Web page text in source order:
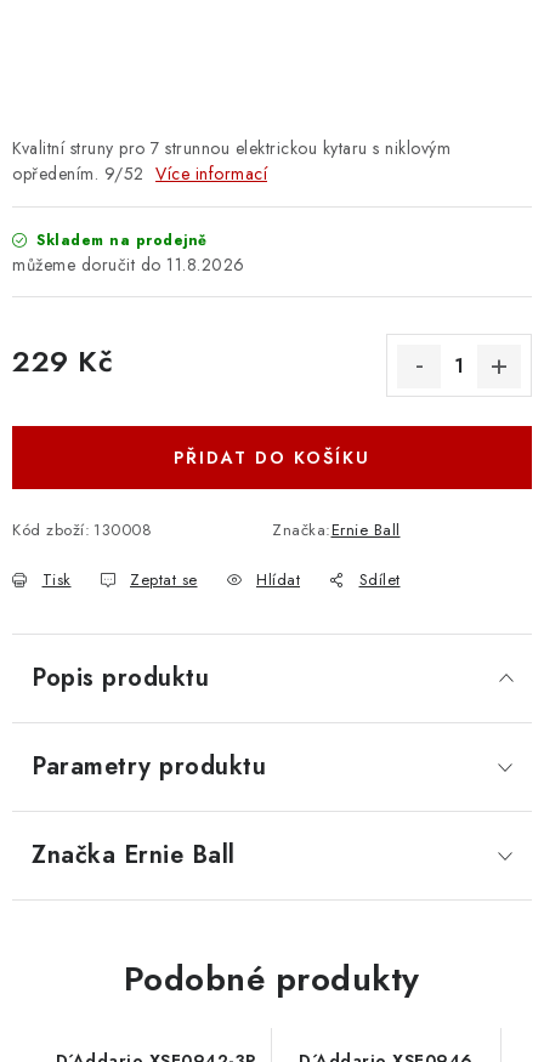
O E-SHOPU
OBCHODNÍ PODMÍNKY
ODSTOUPENÍ OD SMLOUVY
ZÁSADY ZPRACOVÁNÍ OSOBNÍCH ÚDAJŮ
KONTAKTY O E-SHOPU
BLOG
OBCHODNÍ PODMÍNKY
ODSTOUPENÍ OD SMLOUVY
Kvalitní struny pro 7 strunnou elektrickou kytaru s niklovým
opředením. 9/52 Více informací
Skladem na prodejně
11.8.2026
229 Kč
PŘIDAT DO KOŠÍKU
Kód zboží: 130008 Značka:Ernie Ball
Tisk Zeptat se Hlídat Sdílet
Popis produktu
Parametry produktu
Značka Ernie Ball
Podobné produkty